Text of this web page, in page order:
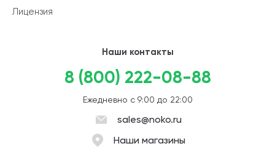
Лицензия
Наши контакты
8 (800) 222-08-88
Ежедневно с 9:00 до 22:00
sales@noko.ru
Наши магазины